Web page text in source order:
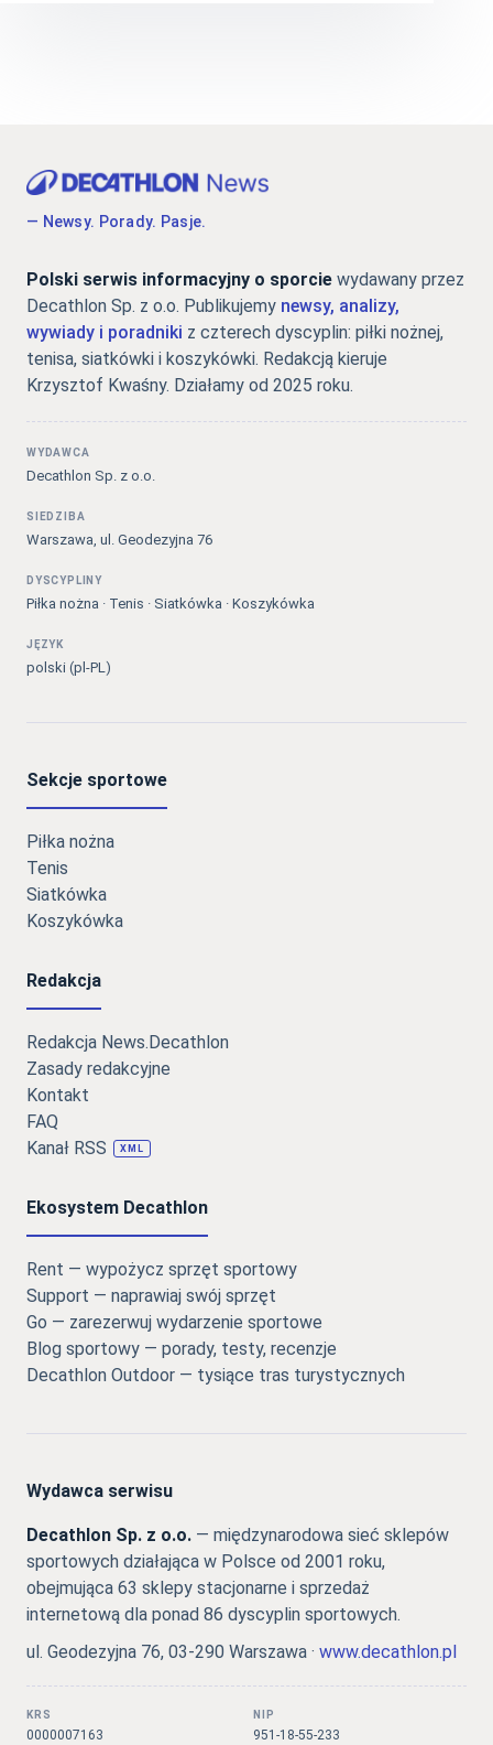
— Newsy. Porady. Pasje.
Polski serwis informacyjny o sporcie wydawany przez
Decathlon Sp. z o.o. Publikujemy newsy, analizy,
wywiady i poradniki z czterech dyscyplin: piłki nożnej,
tenisa, siatkówki i koszykówki. Redakcją kieruje
Krzysztof Kwaśny. Działamy od 2025 roku.
WYDAWCA
Decathlon Sp. z o.o.
SIEDZIBA
Warszawa, ul. Geodezyjna 76
DYSCYPLINY
Piłka nożna · Tenis · Siatkówka · Koszykówka
JĘZYK
polski (pl-PL)
Sekcje sportowe
Piłka nożna
Tenis
Siatkówka
Koszykówka
Redakcja
Redakcja News.Decathlon
Zasady redakcyjne
Kontakt
FAQ
Kanał RSS
XML
Ekosystem Decathlon
Rent — wypożycz sprzęt sportowy
Support — naprawiaj swój sprzęt
Go — zarezerwuj wydarzenie sportowe
Blog sportowy — porady, testy, recenzje
Decathlon Outdoor — tysiące tras turystycznych
Wydawca serwisu
Decathlon Sp. z o.o. — międzynarodowa sieć sklepów
sportowych działająca w Polsce od 2001 roku,
obejmująca 63 sklepy stacjonarne i sprzedaż
internetową dla ponad 86 dyscyplin sportowych.
ul. Geodezyjna 76, 03-290 Warszawa · www.decathlon.pl
KRS
0000007163
NIP
951-18-55-233